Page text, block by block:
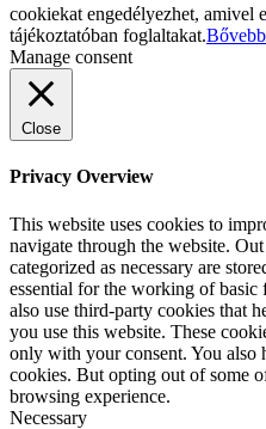
cookiekat engedélyezhet, amivel
tájékoztatóban foglaltakat.
Manage consent
Close
Privacy Overview
This website uses cookies to
navigate through the website.
categorized as necessary are
essential for the working of
also use third-party cookies that
you use this website. These
only with your consent. You also
cookies. But opting out of some
browsing experience.
Necessary